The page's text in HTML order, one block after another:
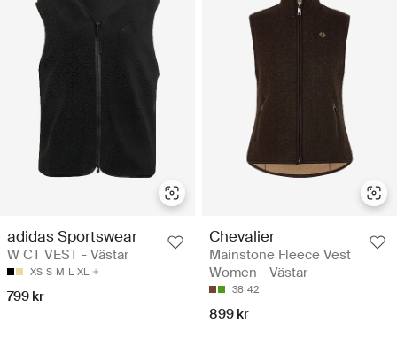
adidas Sportswear
W CT VEST - Västar
XS S M L XL
799 kr
Chevalier
Mainstone Fleece Vest
Women - Västar
38 42
899 kr